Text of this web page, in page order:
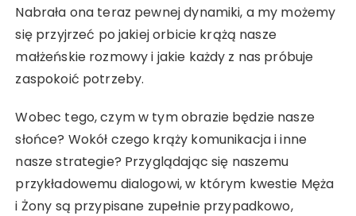
Nabrała ona teraz pewnej dynamiki, a my możemy
się przyjrzeć po jakiej orbicie krążą nasze
małżeńskie rozmowy i jakie każdy z nas próbuje
zaspokoić potrzeby.
Wobec tego, czym w tym obrazie będzie nasze
słońce? Wokół czego krąży komunikacja i inne
nasze strategie? Przyglądając się naszemu
przykładowemu dialogowi, w którym kwestie Męża
i Żony są przypisane zupełnie przypadkowo,